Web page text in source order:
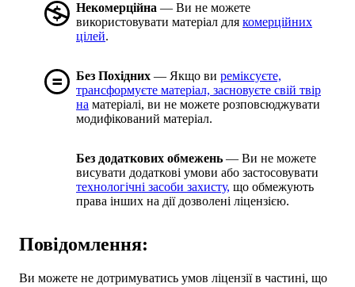
Некомерційна — Ви не можете
використовувати матеріал для комерційних
цілей.
Без Похідних — Якщо ви реміксуєте,
трансформуєте матеріал, засновуєте свій твір
на матеріалі, ви не можете розповсюджувати
модифікований матеріал.
Без додаткових обмежень — Ви не можете
висувати додаткові умови або застосовувати
технологічні засоби захисту, що обмежують
права інших на дії дозволені ліцензією.
Повідомлення:
Ви можете не дотримуватись умов ліцензії в частині, що